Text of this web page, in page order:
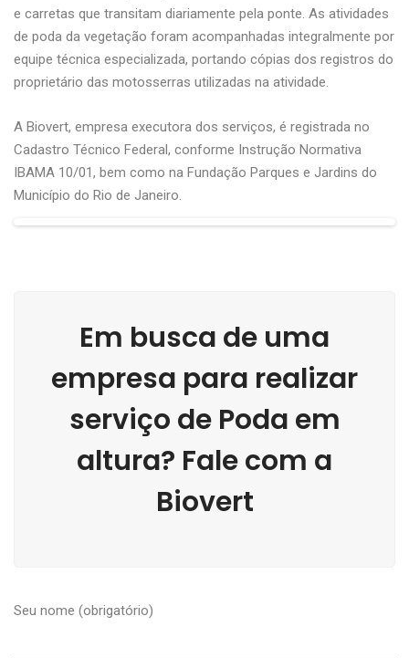
e carretas que transitam diariamente pela ponte. As atividades
de poda da vegetação foram acompanhadas integralmente por
equipe técnica especializada, portando cópias dos registros do
proprietário das motosserras utilizadas na atividade.
A Biovert, empresa executora dos serviços, é registrada no
Cadastro Técnico Federal, conforme Instrução Normativa
IBAMA 10/01, bem como na Fundação Parques e Jardins do
Município do Rio de Janeiro.
Em busca de uma
empresa para realizar
serviço de Poda em
altura? Fale com a
Biovert
Seu nome (obrigatório)